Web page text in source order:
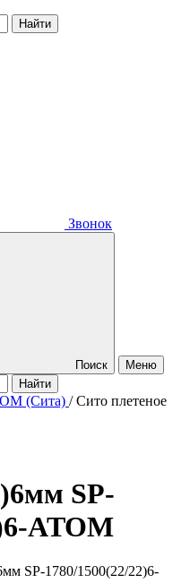
Звонок
Поиск Меню
(Сита) /Сито плетеное
SP-
ATOM
SP-1780/1500(22/22)6-